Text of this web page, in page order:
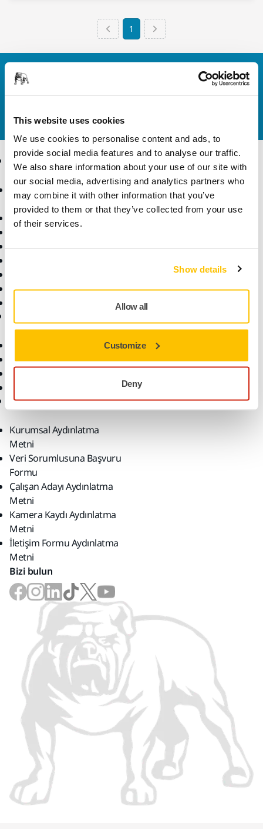
This website uses cookies
We use cookies to personalise content and ads, to
provide social media features and to analyse our traffic.
We also share information about your use of our site with
our social media, advertising and analytics partners who
may combine it with other information that you’ve
provided to them or that they’ve collected from your use
of their services.
Show details
Allow all
Customize
Deny
1
Daha fazla bilgi edinmek ister misiniz? Lütfen bizimle
yanıtlasın.
Ürünler
Aksesuarlar ve Sarf
Malzemeler
Bütün Ürünler
Tozsuz Zımparalama
Uzmanlık
Sektörler
Uygulamalar
Garanti Koşulları
Hakkımızda
Kariyer
KVKK
Kurumsal Aydınlatma
Metni
Veri Sorumlusuna Başvuru
Formu
Çalışan Adayı Aydınlatma
Metni
Kamera Kaydı Aydınlatma
Metni
İletişim Formu Aydınlatma
Metni
Bizi bulun